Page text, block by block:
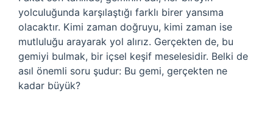
yolculuğunda karşılaştığı farklı birer yansıma
olacaktır. Kimi zaman doğruyu, kimi zaman ise
mutluluğu arayarak yol alırız. Gerçekten de, bu
gemiyi bulmak, bir içsel keşif meselesidir. Belki de
asıl önemli soru şudur: Bu gemi, gerçekten ne
kadar büyük?